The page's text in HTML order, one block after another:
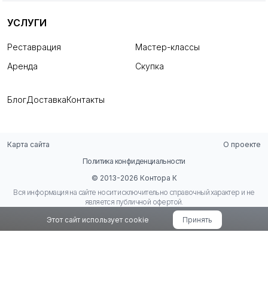
УСЛУГИ
Реставрация
Мастер-классы
Аренда
Скупка
БлогДоставкаКонтакты
Карта сайта
О проекте
Политика конфиденциальности
© 2013-2026 Контора К
Вся информация на сайте носит исключительно справочный характер и не
является публичной офертой.
Этот сайт использует cookie
Принять